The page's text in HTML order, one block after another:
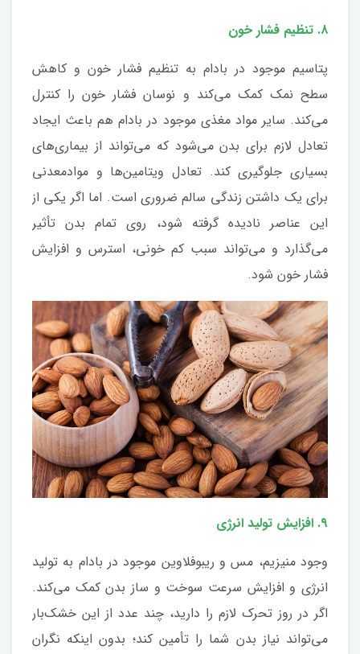
۸. تنظیم فشار خون
پتاسیم موجود در بادام به تنظیم فشار خون و کاهش
سطح نمک کمک می‌کند و نوسان فشار خون را کنترل
می‌کند. سایر مواد مغذی موجود در بادام هم باعث ایجاد
تعادل لازم برای بدن می‌شود که می‌تواند از بیماری‌های
بسیاری جلوگیری کند. تعادل ویتامین‌ها و موادمعدنی
برای یک داشتن زندگی سالم ضروری است. اما اگر یکی از
این عناصر نادیده گرفته شود، روی تمام بدن تأثیر
می‌گذارد و می‌تواند سبب کم خونی، استرس و افزایش
فشار خون شود.
۹. افزایش تولید انرژی
وجود منیزیم، مس و ریبوفلاوین موجود در بادام به تولید
انرژی و افزایش سرعت سوخت و‌ ساز بدن کمک می‌کند.
اگر در روز تحرک لازم را دارید، چند عدد از این خشک‌بار
می‌تواند نیاز بدن شما را تأمین کند؛ بدون اینکه نگران